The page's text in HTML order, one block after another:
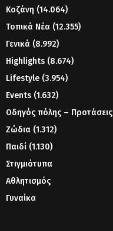
Κοζάνη (14.064)
Τοπικά Νέα (12.355)
Γενικά (8.992)
Highlights (8.674)
Lifestyle (3.954)
Events (1.632)
Οδηγός πόλης – Προτάσεις
Ζώδια (1.312)
Παιδί (1.130)
Στιγμιότυπα
Αθλητισμός
Γυναίκα